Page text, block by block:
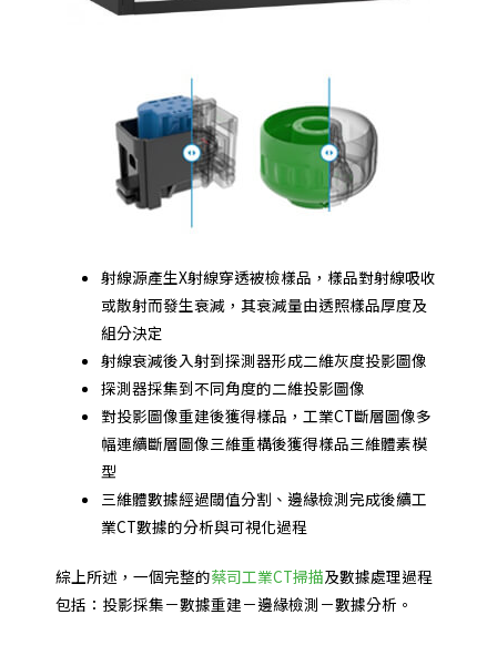
射線源產生X射線穿透被檢樣品，樣品對射線吸收
或散射而發生衰減，其衰減量由透照樣品厚度及
組分決定
射線衰減後入射到探測器形成二維灰度投影圖像
探測器採集到不同角度的二維投影圖像
對投影圖像重建後獲得樣品，工業CT斷層圖像多
幅連續斷層圖像三維重構後獲得樣品三維體素模
型
三維體數據經過閾值分割、邊緣檢測完成後續工
業CT數據的分析與可視化過程
綜上所述，一個完整的蔡司工業CT掃描及數據處理過程
包括：投影採集－數據重建－邊緣檢測－數據分析。